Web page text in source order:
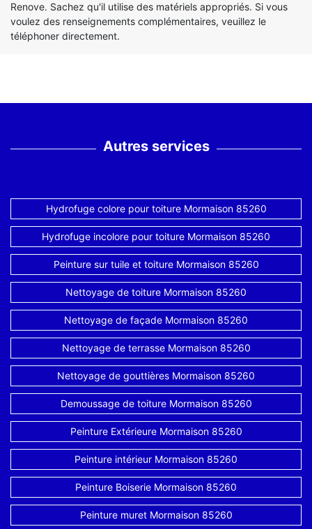
Renove. Sachez qu'il utilise des matériels appropriés. Si vous
voulez des renseignements complémentaires, veuillez le
téléphoner directement.
Autres services
Hydrofuge colore pour toiture Mormaison 85260
Hydrofuge incolore pour toiture Mormaison 85260
Peinture sur tuile et toiture Mormaison 85260
Nettoyage de toiture Mormaison 85260
Nettoyage de façade Mormaison 85260
Nettoyage de terrasse Mormaison 85260
Nettoyage de gouttières Mormaison 85260
Demoussage de toiture Mormaison 85260
Peinture Extérieure Mormaison 85260
Peinture intérieur Mormaison 85260
Peinture Boiserie Mormaison 85260
Peinture muret Mormaison 85260